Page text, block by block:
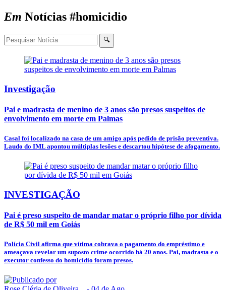
Em Notícias #homicidio
🔍
Investigação
Pai e madrasta de menino de 3 anos são presos suspeitos de
envolvimento em morte em Palmas
Casal foi localizado na casa de um amigo após pedido de prisão preventiva.
Laudo do IML apontou múltiplas lesões e descartou hipótese de afogamento.
INVESTIGAÇÃO
Pai é preso suspeito de mandar matar o próprio filho por dívida
de R$ 50 mil em Goiás
Polícia Civil afirma que vítima cobrava o pagamento do empréstimo e
ameaçava revelar um suposto crime ocorrido há 20 anos. Pai, madrasta e o
executor confesso do homicídio foram presos.